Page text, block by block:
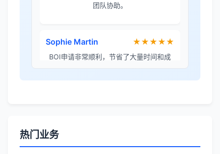
团队协助。
Sophie Martin ★★★★★
BOI申请非常顺利，节省了大量时间和成
热门业务